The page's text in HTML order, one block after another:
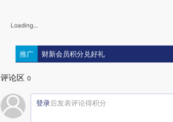
Loading...
推广 财新会员积分兑好礼
评论区 0
登录后发表评论得积分